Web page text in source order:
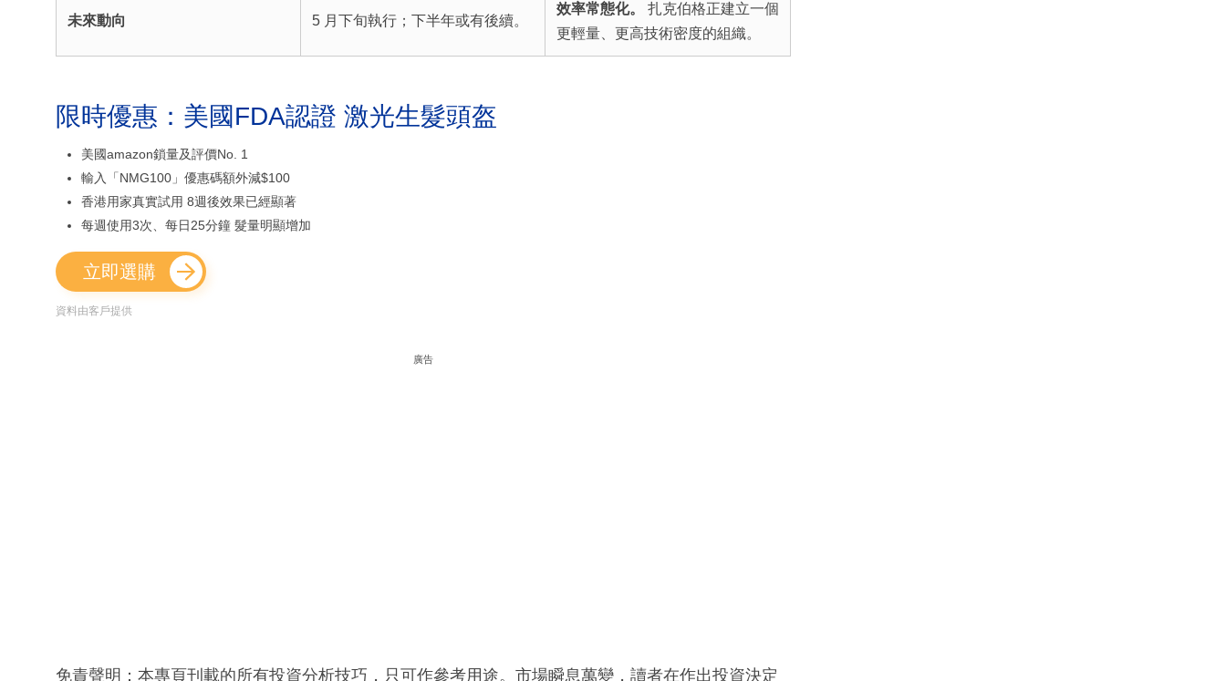
未來動向 5 月下旬執行；下半年或有後續。
效率常態化。
扎克伯格正建立一個
更輕量、更高技術密度的組織。
限時優惠：美國FDA認證 激光生髮頭盔
美國amazon鎖量及評價No. 1
輸入「NMG100」優惠碼額外減$100
香港用家真實試用 8週後效果已經顯著
每週使用3次、每日25分鐘 髮量明顯增加
立即選購
資料由客戶提供
廣告
免責聲明：本專頁刊載的所有投資分析技巧，只可作參考用途。市場瞬息萬變，讀者在作出投資決定